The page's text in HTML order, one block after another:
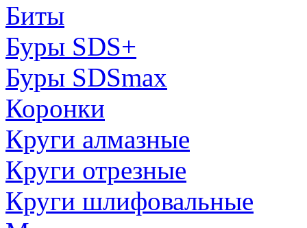
Биты
Буры SDS+
Буры SDSmax
Коронки
Круги алмазные
Круги отрезные
Круги шлифовальные